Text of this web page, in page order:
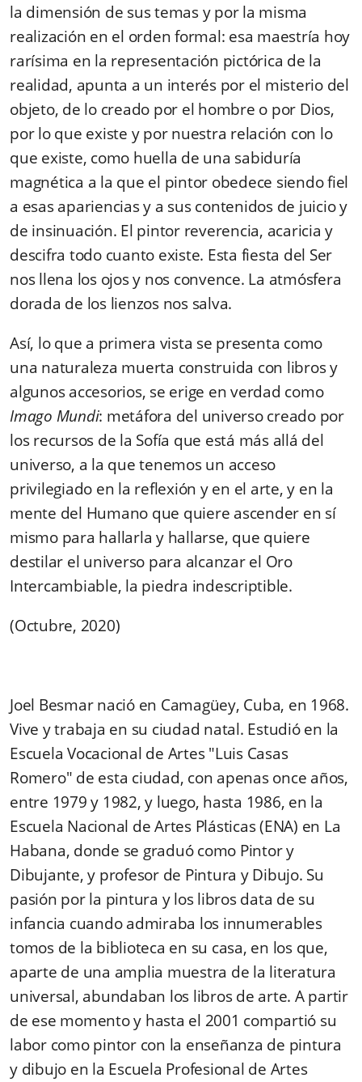
la dimensión de sus temas y por la misma
realización en el orden formal: esa maestría hoy
rarísima en la representación pictórica de la
realidad, apunta a un interés por el misterio del
objeto, de lo creado por el hombre o por Dios,
por lo que existe y por nuestra relación con lo
que existe, como huella de una sabiduría
magnética a la que el pintor obedece siendo fiel
a esas apariencias y a sus contenidos de juicio y
de insinuación. El pintor reverencia, acaricia y
descifra todo cuanto existe. Esta fiesta del Ser
nos llena los ojos y nos convence. La atmósfera
dorada de los lienzos nos salva.
Así, lo que a primera vista se presenta como
una naturaleza muerta construida con libros y
algunos accesorios, se erige en verdad como
Imago Mundi: metáfora del universo creado por
los recursos de la Sofía que está más allá del
universo, a la que tenemos un acceso
privilegiado en la reflexión y en el arte, y en la
mente del Humano que quiere ascender en sí
mismo para hallarla y hallarse, que quiere
destilar el universo para alcanzar el Oro
Intercambiable, la piedra indescriptible.
(Octubre, 2020)
Joel Besmar nació en Camagüey, Cuba, en 1968.
Vive y trabaja en su ciudad natal. Estudió en la
Escuela Vocacional de Artes "Luis Casas
Romero" de esta ciudad, con apenas once años,
entre 1979 y 1982, y luego, hasta 1986, en la
Escuela Nacional de Artes Plásticas (ENA) en La
Habana, donde se graduó como Pintor y
Dibujante, y profesor de Pintura y Dibujo. Su
pasión por la pintura y los libros data de su
infancia cuando admiraba los innumerables
tomos de la biblioteca en su casa, en los que,
aparte de una amplia muestra de la literatura
universal, abundaban los libros de arte. A partir
de ese momento y hasta el 2001 compartió su
labor como pintor con la enseñanza de pintura
y dibujo en la Escuela Profesional de Artes